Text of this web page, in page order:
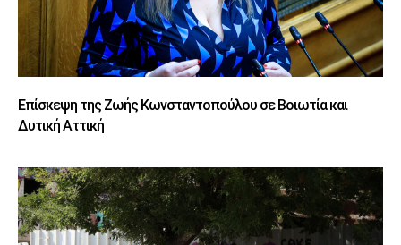
Επίσκεψη της Ζωής Κωνσταντοπούλου σε Βοιωτία και
Δυτική Αττική